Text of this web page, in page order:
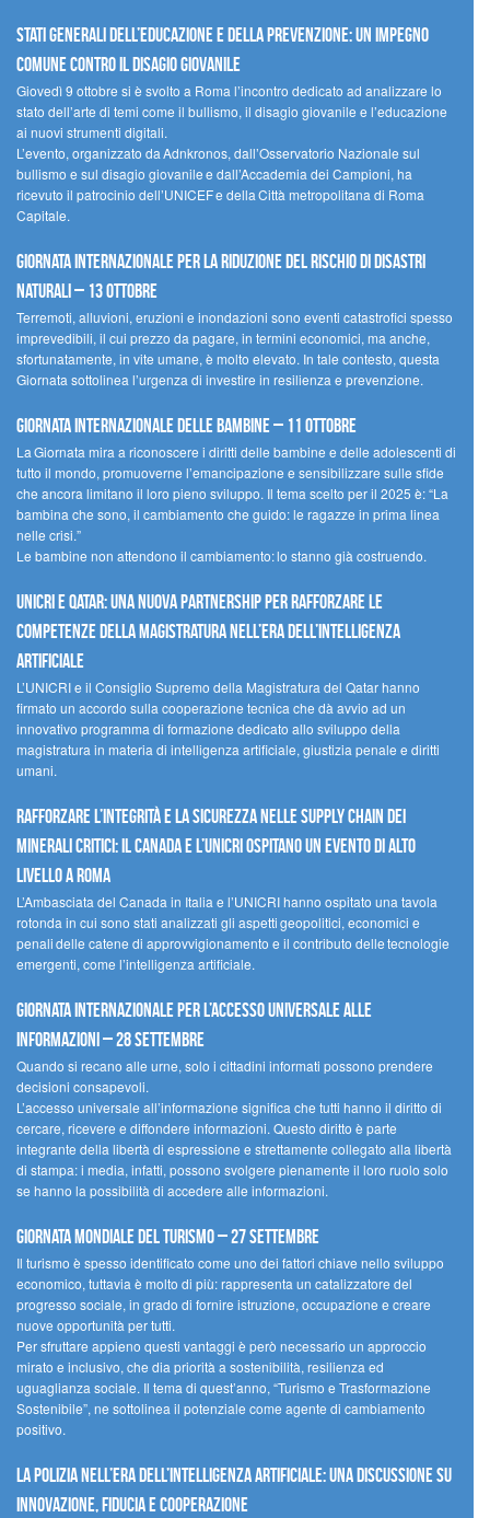
Stati Generali dell’Educazione e della Prevenzione: un impegno
comune contro il disagio giovanile
Giovedì 9 ottobre si è svolto a Roma l’incontro dedicato ad analizzare lo
stato dell’arte di temi come il bullismo, il disagio giovanile e l’educazione
ai nuovi strumenti digitali.
L’evento, organizzato da Adnkronos, dall’Osservatorio Nazionale sul
bullismo e sul disagio giovanile e dall’Accademia dei Campioni, ha
ricevuto il patrocinio dell’UNICEF e della Città metropolitana di Roma
Capitale.
Giornata internazionale per la riduzione del rischio di disastri
naturali – 13 ottobre
Terremoti, alluvioni, eruzioni e inondazioni sono eventi catastrofici spesso
imprevedibili, il cui prezzo da pagare, in termini economici, ma anche,
sfortunatamente, in vite umane, è molto elevato. In tale contesto, questa
Giornata sottolinea l’urgenza di investire in resilienza e prevenzione.
Giornata internazionale delle bambine – 11 ottobre
La Giornata mira a riconoscere i diritti delle bambine e delle adolescenti di
tutto il mondo, promuoverne l’emancipazione e sensibilizzare sulle sfide
che ancora limitano il loro pieno sviluppo. Il tema scelto per il 2025 è: “La
bambina che sono, il cambiamento che guido: le ragazze in prima linea
nelle crisi.”
Le bambine non attendono il cambiamento: lo stanno già costruendo.
UNICRI e Qatar: una nuova partnership per rafforzare le
competenze della magistratura nell’era dell’intelligenza
artificiale
L’UNICRI e il Consiglio Supremo della Magistratura del Qatar hanno
firmato un accordo sulla cooperazione tecnica che dà avvio ad un
innovativo programma di formazione dedicato allo sviluppo della
magistratura in materia di intelligenza artificiale, giustizia penale e diritti
umani.
Rafforzare l’integrità e la sicurezza nelle supply chain dei
minerali critici: il Canada e l’UNICRI ospitano un evento di alto
livello a Roma
L’Ambasciata del Canada in Italia e l’UNICRI hanno ospitato una tavola
rotonda in cui sono stati analizzati gli aspetti geopolitici, economici e
penali delle catene di approvvigionamento e il contributo delle tecnologie
emergenti, come l’intelligenza artificiale.
Giornata internazionale per l’accesso universale alle
informazioni – 28 settembre
Quando si recano alle urne, solo i cittadini informati possono prendere
decisioni consapevoli.
L’accesso universale all’informazione significa che tutti hanno il diritto di
cercare, ricevere e diffondere informazioni. Questo diritto è parte
integrante della libertà di espressione e strettamente collegato alla libertà
di stampa: i media, infatti, possono svolgere pienamente il loro ruolo solo
se hanno la possibilità di accedere alle informazioni.
Giornata mondiale del turismo – 27 settembre
Il turismo è spesso identificato come uno dei fattori chiave nello sviluppo
economico, tuttavia è molto di più: rappresenta un catalizzatore del
progresso sociale, in grado di fornire istruzione, occupazione e creare
nuove opportunità per tutti.
Per sfruttare appieno questi vantaggi è però necessario un approccio
mirato e inclusivo, che dia priorità a sostenibilità, resilienza ed
uguaglianza sociale. Il tema di quest’anno, “Turismo e Trasformazione
Sostenibile”, ne sottolinea il potenziale come agente di cambiamento
positivo.
La polizia nell’era dell’Intelligenza Artificiale: una discussione su
innovazione, fiducia e cooperazione